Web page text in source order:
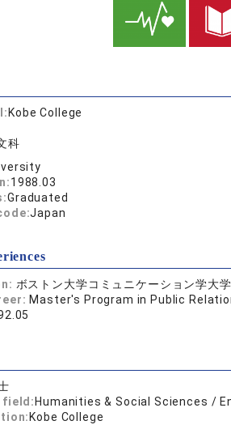
Kobe College
科
1988.03
Graduated
Japan
ボストン大学コミュニケーション学大
Master's Program in Public
field: Humanities & Social Sciences /
Kobe College